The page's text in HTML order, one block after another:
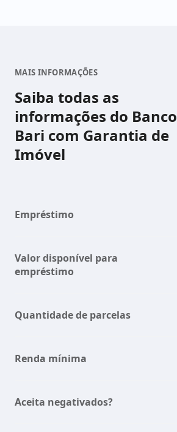
MAIS INFORMAÇÕES
Saiba todas as
informações do Banco
Bari com Garantia de
Imóvel
Empréstimo
Valor disponível para
empréstimo
Quantidade de parcelas
Renda mínima
Aceita negativados?